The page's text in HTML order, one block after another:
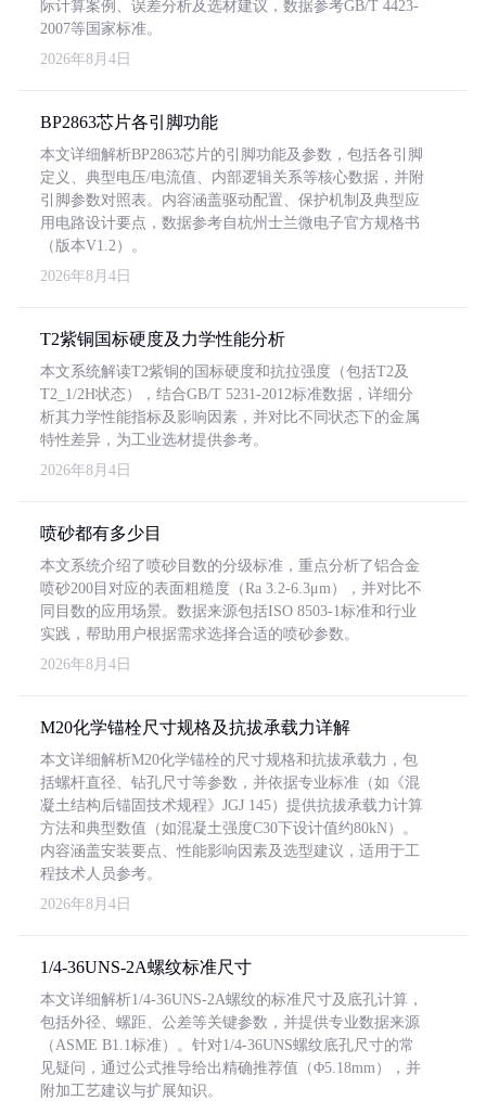
际计算案例、误差分析及选材建议，数据参考GB/T 4423-
2007等国家标准。
2026年8月4日
BP2863芯片各引脚功能
本文详细解析BP2863芯片的引脚功能及参数，包括各引脚
定义、典型电压/电流值、内部逻辑关系等核心数据，并附
引脚参数对照表。内容涵盖驱动配置、保护机制及典型应
用电路设计要点，数据参考自杭州士兰微电子官方规格书
（版本V1.2）。
2026年8月4日
T2紫铜国标硬度及力学性能分析
本文系统解读T2紫铜的国标硬度和抗拉强度（包括T2及
T2_1/2H状态），结合GB/T 5231-2012标准数据，详细分
析其力学性能指标及影响因素，并对比不同状态下的金属
特性差异，为工业选材提供参考。
2026年8月4日
喷砂都有多少目
本文系统介绍了喷砂目数的分级标准，重点分析了铝合金
喷砂200目对应的表面粗糙度（Ra 3.2-6.3μm），并对比不
同目数的应用场景。数据来源包括ISO 8503-1标准和行业
实践，帮助用户根据需求选择合适的喷砂参数。
2026年8月4日
M20化学锚栓尺寸规格及抗拔承载力详解
本文详细解析M20化学锚栓的尺寸规格和抗拔承载力，包
括螺杆直径、钻孔尺寸等参数，并依据专业标准（如《混
凝土结构后锚固技术规程》JGJ 145）提供抗拔承载力计算
方法和典型数值（如混凝土强度C30下设计值约80kN）。
内容涵盖安装要点、性能影响因素及选型建议，适用于工
程技术人员参考。
2026年8月4日
1/4-36UNS-2A螺纹标准尺寸
本文详细解析1/4-36UNS-2A螺纹的标准尺寸及底孔计算，
包括外径、螺距、公差等关键参数，并提供专业数据来源
（ASME B1.1标准）。针对1/4-36UNS螺纹底孔尺寸的常
见疑问，通过公式推导给出精确推荐值（Φ5.18mm），并
附加工艺建议与扩展知识。